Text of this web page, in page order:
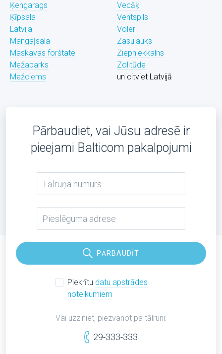
Ķengarags
Ķīpsala
Latvija
Mangaļsala
Maskavas forštate
Mežaparks
Mežciems
Vecāķi
Ventspils
Voleri
Zasulauks
Ziepniekkalns
Zolitūde
un citviet Latvijā
Pārbaudiet, vai Jūsu adresē ir
pieejami Balticom pakalpojumi
PĀRBAUDĪT
Piekrītu datu apstrādes
noteikumiem
Vai uzziniet, piezvanot pa tālruni:
29-333-333